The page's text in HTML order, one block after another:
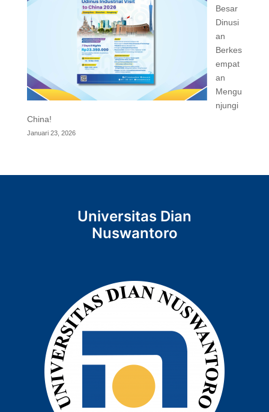
Besar
Dinusi
an
Berkes
empat
an
Mengu
njungi
China!
Januari 23, 2026
Universitas Dian
Nuswantoro